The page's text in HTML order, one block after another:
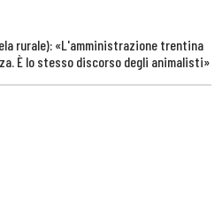
rurale): «L'amministrazione trentina
È lo stesso discorso degli animalisti»